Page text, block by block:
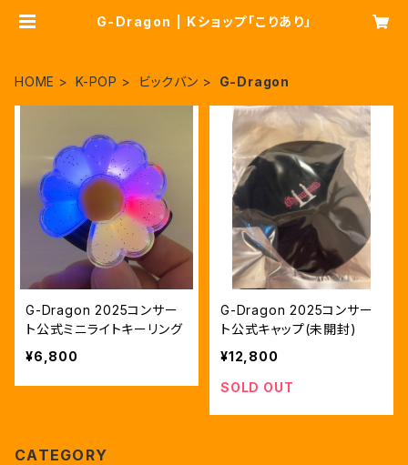
G-Dragon | Kショップ「こりあり」
HOME K-POP ビックバン G-Dragon
G-Dragon 2025コンサー
ト公式ミニライトキーリング
¥6,800
G-Dragon 2025コンサー
ト公式キャップ(未開封)
¥12,800
SOLD OUT
CATEGORY